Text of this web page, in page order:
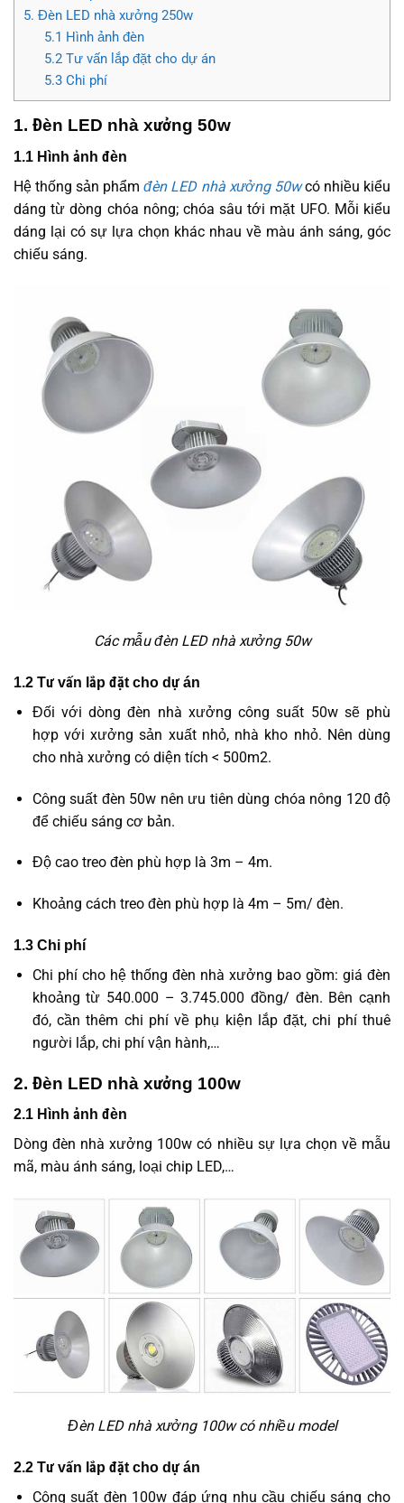
5. Đèn LED nhà xưởng 250w
5.1 Hình ảnh đèn
5.2 Tư vấn lắp đặt cho dự án
5.3 Chi phí
1. Đèn LED nhà xưởng 50w
1.1 Hình ảnh đèn
Hệ thống sản phẩmđèn LED nhà xưởng 50wcó nhiều kiểu
dáng từ dòng chóa nông; chóa sâu tới mặt UFO. Mỗi kiểu
dáng lại có sự lựa chọn khác nhau về màu ánh sáng, góc
chiếu sáng.
Các mẫu đèn LED nhà xưởng 50w
1.2 Tư vấn lắp đặt cho dự án
Đối với dòng đèn nhà xưởng công suất 50w sẽ phù
hợp với xưởng sản xuất nhỏ, nhà kho nhỏ. Nên dùng
cho nhà xưởng có diện tích < 500m2.
Công suất đèn 50w nên ưu tiên dùng chóa nông 120 độ
để chiếu sáng cơ bản.
Độ cao treo đèn phù hợp là 3m – 4m.
Khoảng cách treo đèn phù hợp là 4m – 5m/ đèn.
1.3 Chi phí
Chi phí cho hệ thống đèn nhà xưởng bao gồm: giá đèn
khoảng từ 540.000 – 3.745.000 đồng/ đèn. Bên cạnh
đó, cần thêm chi phí về phụ kiện lắp đặt, chi phí thuê
người lắp, chi phí vận hành,…
2. Đèn LED nhà xưởng 100w
2.1 Hình ảnh đèn
Dòng đèn nhà xưởng 100w có nhiều sự lựa chọn về mẫu
mã, màu ánh sáng, loại chip LED,…
Đèn LED nhà xưởng 100w có nhiều model
2.2 Tư vấn lắp đặt cho dự án
Công suất đèn 100w đáp ứng nhu cầu chiếu sáng cho